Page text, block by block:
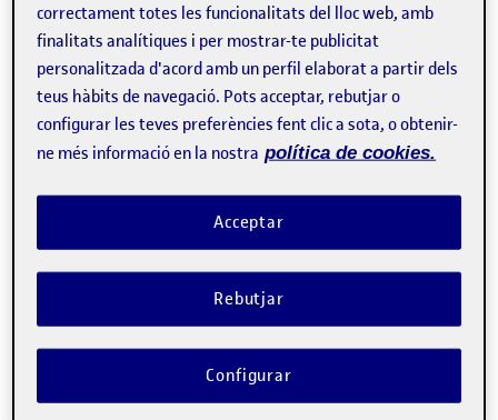
Organitzat perTecnopolítica (Grupo
Communication Networks & Social Change
del IN3)
Tweet
Inscriure-s'hi
Contacte
correctament totes les funcionalitats del lloc web, amb
finalitats analítiques i per mostrar-te publicitat
personalitzada d'acord amb un perfil elaborat a partir dels
teus hàbits de navegació. Pots acceptar, rebutjar o
configurar les teves preferències fent clic a sota, o obtenir-
ne més informació en la nostra política de cookies.
Rebutjar
Acceptar
Configurar